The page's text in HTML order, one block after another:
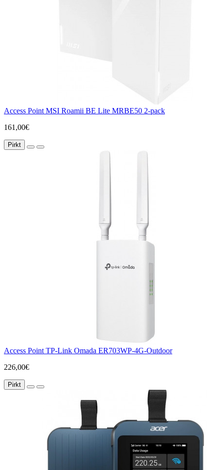
Access Point MSI Roamii BE Lite MRBE50 2-pack
161,00€
Pirkt
Access Point TP-Link Omada ER703WP-4G-Outdoor
226,00€
Pirkt